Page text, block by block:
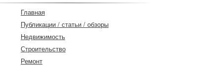
Главная
Публикации / статьи / обзоры
Недвижимость
Строительство
Ремонт